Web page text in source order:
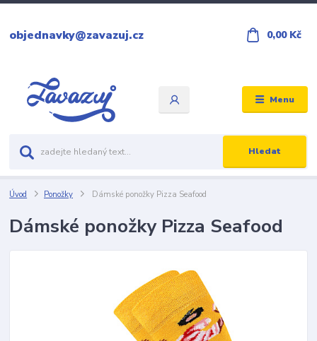
Menu
Hledat
objednavky@zavazuj.cz 0,00 Kč
Úvod Ponožky Dámské ponožky Pizza Seafood
Dámské ponožky Pizza Seafood